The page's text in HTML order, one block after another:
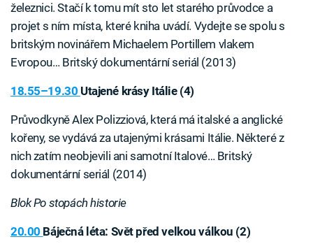
železnici. Stačí k tomu mít sto let starého průvodce a
projet s ním místa, které kniha uvádí. Vydejte se spolu s
britským novinářem Michaelem Portillem vlakem
Evropou… Britský dokumentární seriál (2013)
18.55–19.30 Utajené krásy Itálie (4)
Průvodkyně Alex Polizziová, která má italské a anglické
kořeny, se vydává za utajenými krásami Itálie. Některé z
nich zatím neobjevili ani samotní Italové… Britský
dokumentární seriál (2014)
Blok Po stopách historie
20.00 Báječná léta: Svět před velkou válkou (2)